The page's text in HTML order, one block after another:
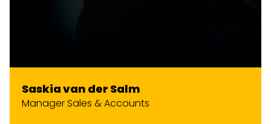
Saskia van der Salm
Manager Sales & Accounts